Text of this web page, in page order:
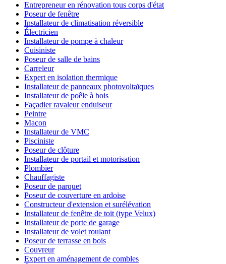
Entrepreneur en rénovation tous corps d'état
Poseur de fenêtre
Installateur de climatisation réversible
Électricien
Installateur de pompe à chaleur
Cuisiniste
Poseur de salle de bains
Carreleur
Expert en isolation thermique
Installateur de panneaux photovoltaïques
Installateur de poêle à bois
Façadier ravaleur enduiseur
Peintre
Maçon
Installateur de VMC
Pisciniste
Poseur de clôture
Installateur de portail et motorisation
Plombier
Chauffagiste
Poseur de parquet
Poseur de couverture en ardoise
Constructeur d'extension et surélévation
Installateur de fenêtre de toit (type Velux)
Installateur de porte de garage
Installateur de volet roulant
Poseur de terrasse en bois
Couvreur
Expert en aménagement de combles